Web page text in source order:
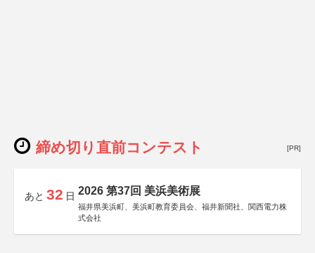
締め切り直前コンテスト [PR]
あと 32 日 2026 第37回 美浜美術展
福井県美浜町、美浜町教育委員会、福井新聞社、関西電力株
式会社